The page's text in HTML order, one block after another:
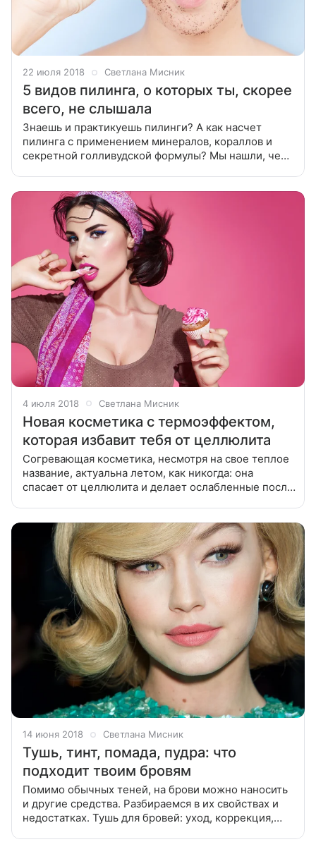
22 июля 2018 Светлана Мисник
5 видов пилинга, о которых ты, скорее
всего, не слышала
Знаешь и практикуешь пилинги? А как насчет
пилинга с применением минералов, кораллов и
секретной голливудской формулы? Мы нашли, чем
4 июля 2018 Светлана Мисник
Новая косметика с термоэффектом,
которая избавит тебя от целлюлита
Согревающая косметика, несмотря на свое теплое
название, актуальна летом, как никогда: она
спасает от целлюлита и делает ослабленные после
14 июня 2018 Светлана Мисник
Тушь, тинт, помада, пудра: что
подходит твоим бровям
Помимо обычных теней, на брови можно наносить
и другие средства. Разбираемся в их свойствах и
недостатках. Тушь для бровей: уход, коррекция,